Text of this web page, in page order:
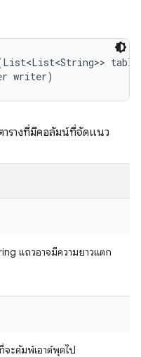
writer)
รางที่มีคอลัมน์ที่จัดแนว
แถวอาจมีความยาวแตก
จะดัมพ์เอาต์พุตไป